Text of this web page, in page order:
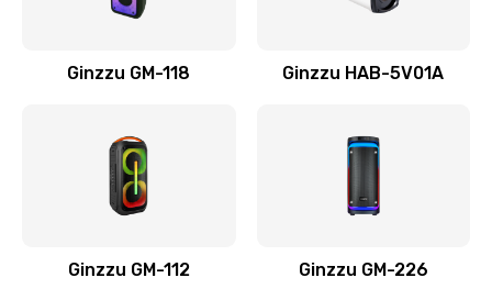
Ginzzu GM-118 Ginzzu HAB-5V01A
Ginzzu GM-112 Ginzzu GM-226